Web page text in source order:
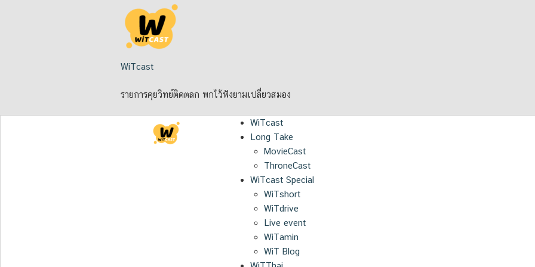
WiTcast
รายการคุยวิทย์ติดตลก พกไว้ฟังยามเปลี่ยวสมอง
WiTcast
Long Take
MovieCast
ThroneCast
WiTcast Special
WiTshort
WiTdrive
Live event
WiTamin
WiT Blog